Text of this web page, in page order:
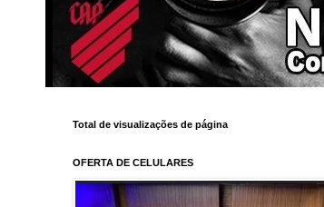
Total de visualizações de página
OFERTA DE CELULARES